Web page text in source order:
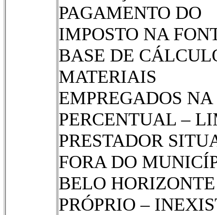
PAGAMENTO DO
IMPOSTO NA
BASE DE
MATERIAIS
EMPREGADOS
PERCENTUAL –
PRESTADOR
FORA DO
BELO
PRÓPRIO –